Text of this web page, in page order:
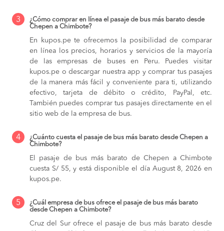
3
¿Cómo comprar en línea el pasaje de bus más barato desde
Chepen a Chimbote?
En kupos.pe te ofrecemos la posibilidad de comparar
en línea los precios, horarios y servicios de la mayoría
de las empresas de buses en Peru. Puedes visitar
kupos.pe o descargar nuestra app y comprar tus pasajes
de la manera más fácil y conveniente para ti, utilizando
efectivo, tarjeta de débito o crédito, PayPal, etc.
También puedes comprar tus pasajes directamente en el
sitio web de la empresa de bus.
4
¿Cuánto cuesta el pasaje de bus más barato desde Chepen a
Chimbote?
El pasaje de bus más barato de Chepen a Chimbote
cuesta S/ 55, y está disponible el día August 8, 2026 en
kupos.pe.
5
¿Cuál empresa de bus ofrece el pasaje de bus más barato
desde Chepen a Chimbote?
Cruz del Sur ofrece el pasaje de bus más barato desde